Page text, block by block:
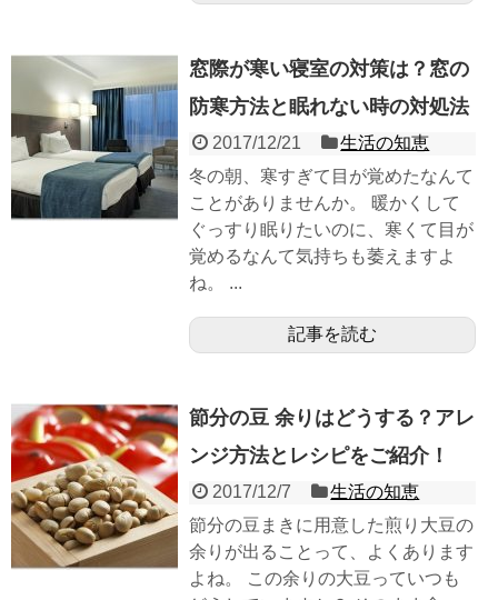
窓際が寒い寝室の対策は？窓の
防寒方法と眠れない時の対処法
2017/12/21
生活の知恵
冬の朝、寒すぎて目が覚めたなんて
ことがありませんか。 暖かくして
ぐっすり眠りたいのに、寒くて目が
覚めるなんて気持ちも萎えますよ
ね。 ...
記事を読む
節分の豆 余りはどうする？アレ
ンジ方法とレシピをご紹介！
2017/12/7
生活の知恵
節分の豆まきに用意した煎り大豆の
余りが出ることって、よくあります
よね。 この余りの大豆っていつも